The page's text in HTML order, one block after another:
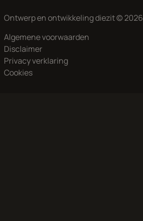
Ontwerp en ontwikkelingdiezit© 2026
Algemene voorwaarden
Disclaimer
Privacy verklaring
Cookies